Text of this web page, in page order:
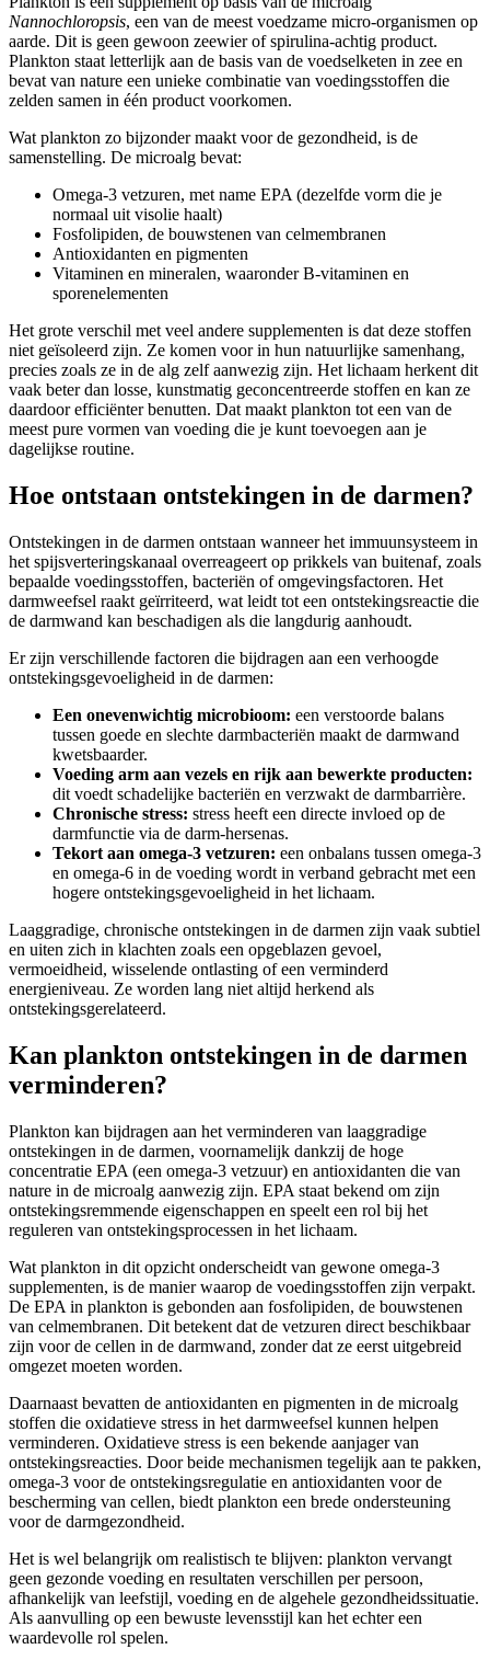
Nannochloropsis, een van de meest voedzame micro-organismen op
aarde. Dit is geen gewoon zeewier of spirulina-achtig product.
Plankton staat letterlijk aan de basis van de voedselketen in zee en
bevat van nature een unieke combinatie van voedingsstoffen die
zelden samen in één product voorkomen.
Wat plankton zo bijzonder maakt voor de gezondheid, is de
samenstelling. De microalg bevat:
Omega-3 vetzuren, met name EPA (dezelfde vorm die je
normaal uit visolie haalt)
Fosfolipiden, de bouwstenen van celmembranen
Antioxidanten en pigmenten
Vitaminen en mineralen, waaronder B-vitaminen en
sporenelementen
Het grote verschil met veel andere supplementen is dat deze stoffen
niet geïsoleerd zijn. Ze komen voor in hun natuurlijke samenhang,
precies zoals ze in de alg zelf aanwezig zijn. Het lichaam herkent dit
vaak beter dan losse, kunstmatig geconcentreerde stoffen en kan ze
daardoor efficiënter benutten. Dat maakt plankton tot een van de
meest pure vormen van voeding die je kunt toevoegen aan je
dagelijkse routine.
Hoe ontstaan ontstekingen in de darmen?
Ontstekingen in de darmen ontstaan wanneer het immuunsysteem in
het spijsverteringskanaal overreageert op prikkels van buitenaf, zoals
bepaalde voedingsstoffen, bacteriën of omgevingsfactoren. Het
darmweefsel raakt geïrriteerd, wat leidt tot een ontstekingsreactie die
de darmwand kan beschadigen als die langdurig aanhoudt.
Er zijn verschillende factoren die bijdragen aan een verhoogde
ontstekingsgevoeligheid in de darmen:
Een onevenwichtig microbioom: een verstoorde balans
tussen goede en slechte darmbacteriën maakt de darmwand
kwetsbaarder.
Voeding arm aan vezels en rijk aan bewerkte producten:
dit voedt schadelijke bacteriën en verzwakt de darmbarrière.
Chronische stress: stress heeft een directe invloed op de
darmfunctie via de darm-hersenas.
Tekort aan omega-3 vetzuren: een onbalans tussen omega-3
en omega-6 in de voeding wordt in verband gebracht met een
hogere ontstekingsgevoeligheid in het lichaam.
Laaggradige, chronische ontstekingen in de darmen zijn vaak subtiel
en uiten zich in klachten zoals een opgeblazen gevoel,
vermoeidheid, wisselende ontlasting of een verminderd
energieniveau. Ze worden lang niet altijd herkend als
ontstekingsgerelateerd.
Kan plankton ontstekingen in de darmen
verminderen?
Plankton kan bijdragen aan het verminderen van laaggradige
ontstekingen in de darmen, voornamelijk dankzij de hoge
concentratie EPA (een omega-3 vetzuur) en antioxidanten die van
nature in de microalg aanwezig zijn. EPA staat bekend om zijn
ontstekingsremmende eigenschappen en speelt een rol bij het
reguleren van ontstekingsprocessen in het lichaam.
Wat plankton in dit opzicht onderscheidt van gewone omega-3
supplementen, is de manier waarop de voedingsstoffen zijn verpakt.
De EPA in plankton is gebonden aan fosfolipiden, de bouwstenen
van celmembranen. Dit betekent dat de vetzuren direct beschikbaar
zijn voor de cellen in de darmwand, zonder dat ze eerst uitgebreid
omgezet moeten worden.
Daarnaast bevatten de antioxidanten en pigmenten in de microalg
stoffen die oxidatieve stress in het darmweefsel kunnen helpen
verminderen. Oxidatieve stress is een bekende aanjager van
ontstekingsreacties. Door beide mechanismen tegelijk aan te pakken,
omega-3 voor de ontstekingsregulatie en antioxidanten voor de
bescherming van cellen, biedt plankton een brede ondersteuning
voor de darmgezondheid.
Het is wel belangrijk om realistisch te blijven: plankton vervangt
geen gezonde voeding en resultaten verschillen per persoon,
afhankelijk van leefstijl, voeding en de algehele gezondheidssituatie.
Als aanvulling op een bewuste levensstijl kan het echter een
waardevolle rol spelen.